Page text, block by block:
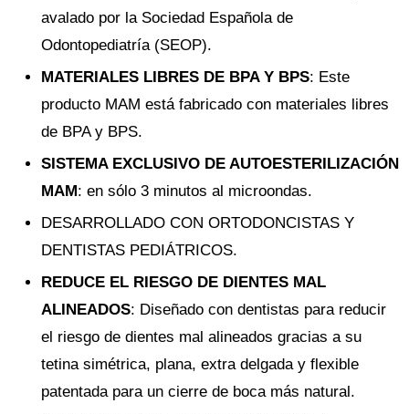
avalado por la Sociedad Española de
Odontopediatría (SEOP).
MATERIALES LIBRES DE BPA Y BPS: Este
producto MAM está fabricado con materiales libres
de BPA y BPS.
SISTEMA EXCLUSIVO DE AUTOESTERILIZACIÓN
MAM: en sólo 3 minutos al microondas.
DESARROLLADO CON ORTODONCISTAS Y
DENTISTAS PEDIÁTRICOS.
REDUCE EL RIESGO DE DIENTES MAL
ALINEADOS: Diseñado con dentistas para reducir
el riesgo de dientes mal alineados gracias a su
tetina simétrica, plana, extra delgada y flexible
patentada para un cierre de boca más natural.